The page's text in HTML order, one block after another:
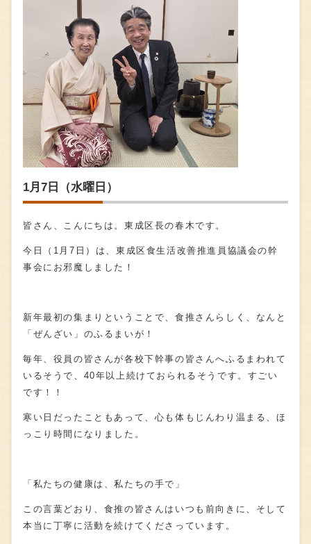
1月7日（水曜日）
皆さん、こんにちは。東成区長の春木です。
今日（ 1 月7 日）は、東成区食生活改善推進員協議会の幹
事会にお邪魔しました！
新年最初の集まりということで、食推さんらしく、なんと
「ぜんざい」のふるまいが！
毎年、役員の皆さんが各校下幹事の皆さんへふるまわれて
いるそうで、 40年以上続けておられるそうです。すごい
です！！
寒い日だったこともあって、心も体もじんわり温まる、ほ
っこり時間になりました。
「私たちの健康は、私たちの手で」
この言葉どおり、食推の皆さんはいつも前向きに、そして
本当に丁寧に活動を続けてくださっています。